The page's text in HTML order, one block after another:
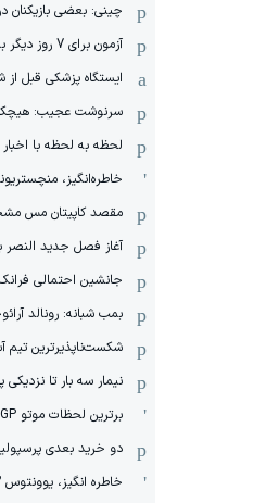
چینی: بعضی بازیکنان
آزمون برای 7 روز دیگر برنامه دارد! (عکس)
ایستگاه پزشکی قبل
سرنوشت عجیب: هیچکس
لحظه به لحظه با اخبار
خاطره‌انگیز، منچستریونایتد2 -
مقصد کاپیتان مس
آغاز فصل جدید النصر
جانشین احتمالی
بمب شبانه: رونالد
شکست‌ناپذیرترین تیم
نیمار سه بار تا
برترین لحظات موتو GP در سال 2026
دو خرید بعدی
خاطره انگیز، یوونتوس 2 - بایرن مونیخ 1 (2005)